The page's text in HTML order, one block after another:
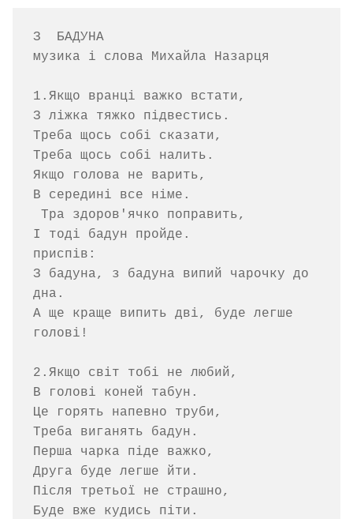
З  БАДУНА
музика і слова Михайла Назарця
1.Якщо вранці важко встати,
З ліжка тяжко підвестись.
Треба щось собі сказати,
Треба щось собі налить.
Якщо голова не варить,
В середині все німе.
І тоді бадун пройде.
приспів:
З бадуна, з бадуна випий чарочку до
дна.
А ще краще випить дві, буде легше
голові!
2.Якщо світ тобі не любий,
В голові коней табун.
Це горять напевно труби,
Треба виганять бадун.
Перша чарка піде важко,
Друга буде легше йти.
Після третьої не страшно,
Буде вже кудись піти.